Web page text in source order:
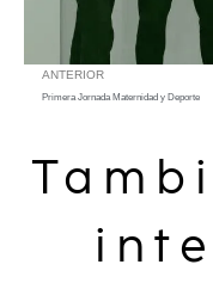
ANTERIOR
Primera Jornada Maternidad y Deporte